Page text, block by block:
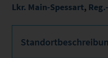
Lkr. Main-Spessart,